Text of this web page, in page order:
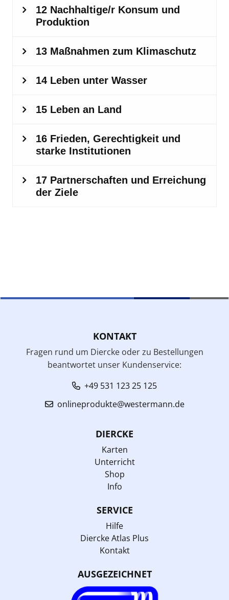
KONTAKT
Fragen rund um Diercke oder zu Bestellungen
beantwortet unser Kundenservice:
+49 531 123 25 125
onlineprodukte@westermann.de
DIERCKE
Karten
Unterricht
Shop
Info
SERVICE
Hilfe
Diercke Atlas Plus
Kontakt
AUSGEZEICHNET